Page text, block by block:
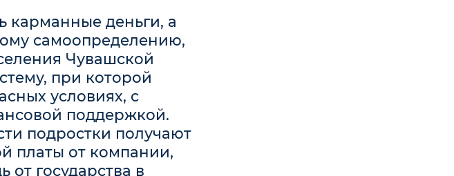
карманные деньги, а
самоопределению,
Чувашской
при которой
условиях, с
поддержкой.
подростки получают
платы от компании,
государства в